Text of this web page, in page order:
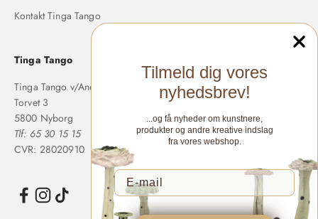
Kontakt Tinga Tango
Tinga Tango
Tinga Tango v/Anette Langholm
Torvet 3
5800 Nyborg
Tlf: 65 30 15 15
CVR: 28020910
Tilmeld dig vores
nyhedsbrev!
...og få nyheder om kunstnere,
produkter og andre kreative indslag
fra vores webshop.